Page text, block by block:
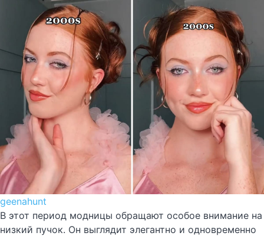
geenahunt
В этот период модницы обращают особое внимание на
низкий пучок. Он выглядит элегантно и одновременно